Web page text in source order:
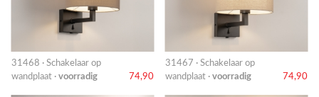
31468 · Schakelaar op
wandplaat · voorradig 74,90
31467 · Schakelaar op
wandplaat · voorradig 74,90